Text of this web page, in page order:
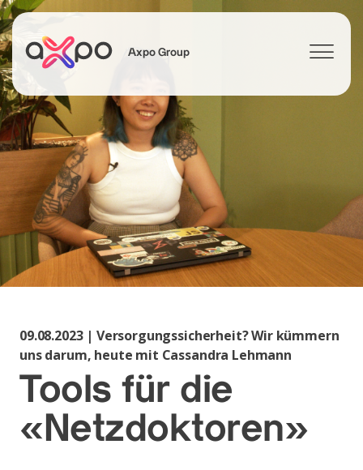
Axpo Group
Suchen
09.08.2023 | Versorgungssicherheit? Wir kümmern
uns darum, heute mit Cassandra Lehmann
Tools für die
«Netzdoktoren»